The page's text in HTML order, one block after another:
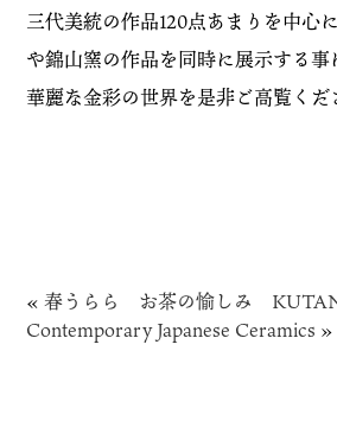
三代美統の作品120点あまりを中心
や錦山窯の作品を同時に展示する事
華麗な金彩の世界を是非ご高覧くだ
«春うらら お茶の愉しみ
Contemporary Japanese Ceramics »